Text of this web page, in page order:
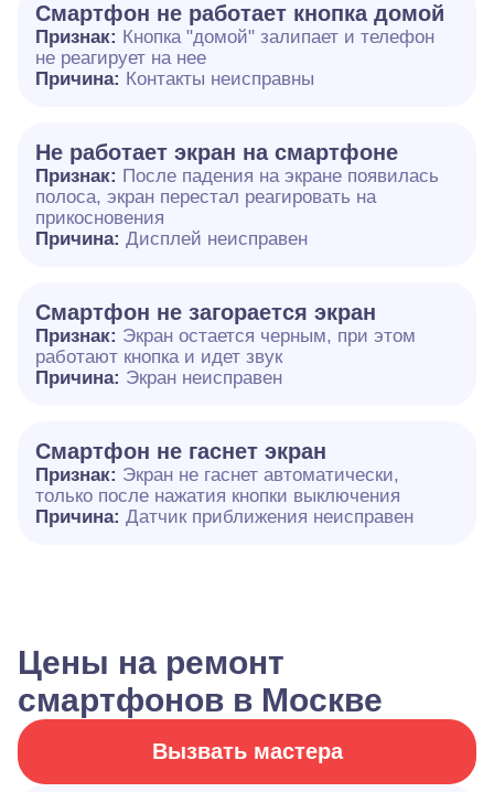
Смартфон не работает кнопка домой
Признак: Кнопка "домой" залипает и телефон
не реагирует на нее
Причина: Контакты неисправны
Не работает экран на смартфоне
Признак: После падения на экране появилась
полоса, экран перестал реагировать на
прикосновения
Причина: Дисплей неисправен
Смартфон не загорается экран
Признак: Экран остается черным, при этом
работают кнопка и идет звук
Причина: Экран неисправен
Смартфон не гаснет экран
Признак: Экран не гаснет автоматически,
только после нажатия кнопки выключения
Причина: Датчик приближения неисправен
Цены на ремонт
смартфонов в Москве
Вызвать мастера